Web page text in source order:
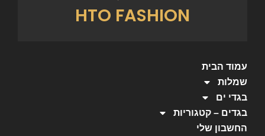
HTO FASHION
עמוד הבית
שמלות
בגדי ים
בגדים – קטגוריות
החשבון שלי